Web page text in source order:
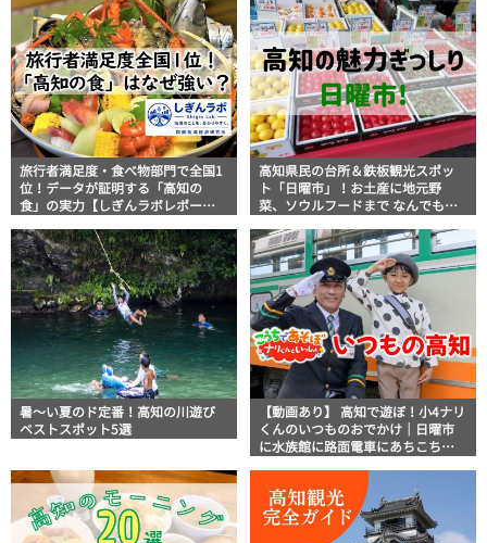
旅行者満足度・食べ物部門で全国1
位！データが証明する「高知の
食」の実力【しぎんラボレポー
高知県民の台所＆鉄板観光スポッ
ト「日曜市」！お土産に地元野
菜、ソウルフードまで なんでもそ
説！
暑～い夏のド定番！高知の川遊び
ベストスポット5選
【動画あり】 高知で遊ぼ！小4ナリ
くんのいつものおでかけ｜日曜市
に水族館に路面電車にあちこち巡